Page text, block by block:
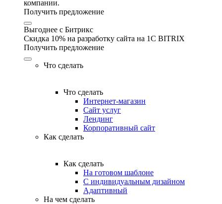
компании.
Получить предложение
Выгоднее с Битрикс
Скидка 10% на разработку сайта на 1C BITRIX
Получить предложение
Что сделать
Что сделать
Интернет-магазин
Сайт услуг
Лендинг
Корпоративный сайт
Как сделать
Как сделать
На готовом шаблоне
С индивидуальным дизайном
Адаптивный
На чем сделать